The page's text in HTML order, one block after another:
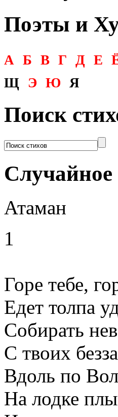
Поэты и
А Б В Г Д Е
Щ Э Ю Я
Поиск
Случайное
Атаман
1
Горе тебе,
Едет толпа
Собирать
С твоих
Вдоль по
На лодке